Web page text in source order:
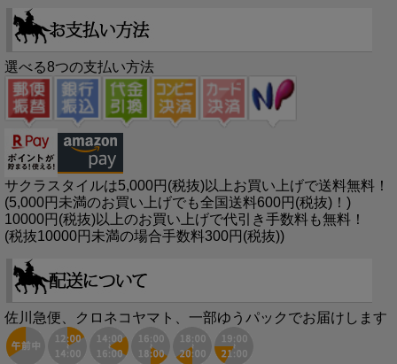
選べる8つの支払い方法
サクラスタイルは5,000円(税抜)以上お買い上げで送料無料！
(5,000円未満のお買い上げでも全国送料600円(税抜)！)
10000円(税抜)以上のお買い上げで代引き手数料も無料！
(税抜10000円未満の場合手数料300円(税抜))
佐川急便、クロネコヤマト、一部ゆうパックでお届けします